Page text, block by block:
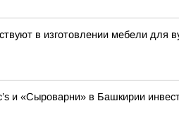
в изготовлении мебели для
и «Сыроварни» в Башкирии